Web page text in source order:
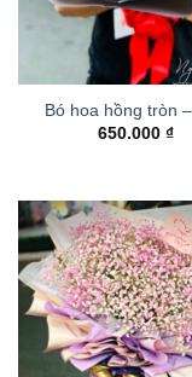
Bó hoa hồng tròn
650.000 ₫